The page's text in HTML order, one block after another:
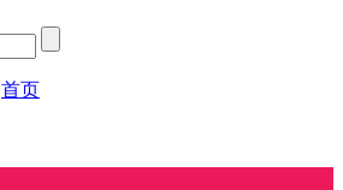
首页